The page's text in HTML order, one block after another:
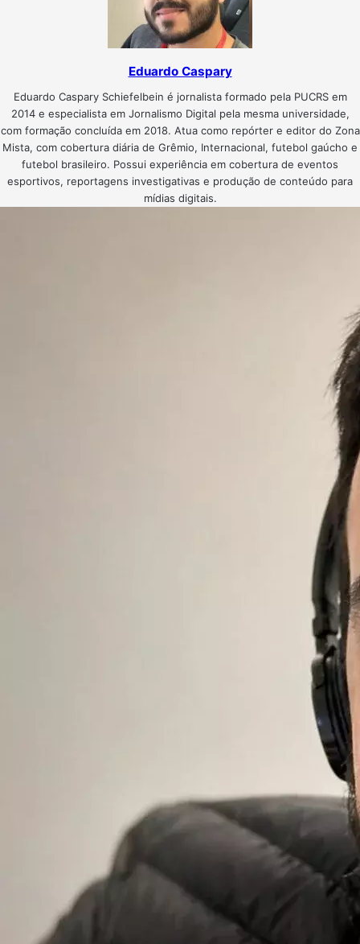
Eduardo Caspary
Eduardo Caspary Schiefelbein é jornalista formado pela PUCRS em
2014 e especialista em Jornalismo Digital pela mesma universidade,
com formação concluída em 2018. Atua como repórter e editor do Zona
Mista, com cobertura diária de Grêmio, Internacional, futebol gaúcho e
futebol brasileiro. Possui experiência em cobertura de eventos
esportivos, reportagens investigativas e produção de conteúdo para
mídias digitais.